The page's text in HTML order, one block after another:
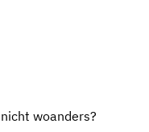
woanders?